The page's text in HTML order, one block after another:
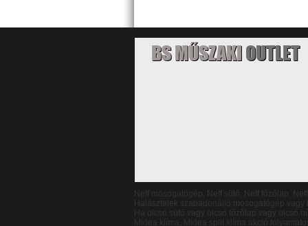
BS MŰSZAKIOUTLET
Neff mosogatógép, Neff sütő, Neff főzőlap,
Halásztelek szabadonálló mosogatógép
Ha olcsó sütő vagy olcsó főzőlap vagy olcsó
Midea klíma, Midea split klíma akció